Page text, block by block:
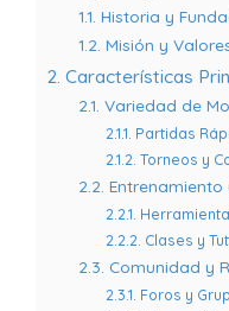
1.1. Historia y
1.2. Misión y
2. Características
2.1. Variedad de
2.1.1. Partidas
2.1.2. Torneos y
2.2.
2.2.1.
2.2.2. Clases y
2.3. Comunidad y
2.3.1. Foros y